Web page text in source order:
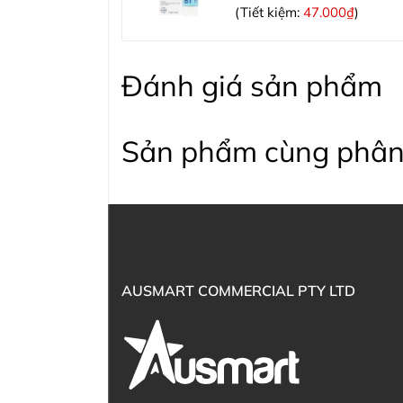
(Tiết kiệm: 47.000₫)
Đánh giá sản phẩm
Sản phẩm cùng
AUSMART COMMERCIAL PTY LTD